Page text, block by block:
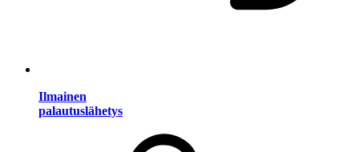
Ilmainen
palautuslähetys